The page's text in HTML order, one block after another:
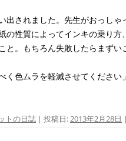
出されました。先生がおっしゃ
の性質によってインキの乗り
と。もちろん失敗したらまずい
く色ムラを軽減させてくださ
トの日誌 | 投稿日: 2013年2月28日 |